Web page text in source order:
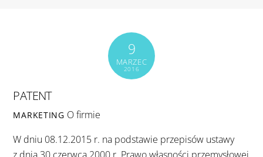
9
MARZEC
2016
PATENT
MARKETING O firmie
W dniu 08.12.2015 r. na podstawie przepisów ustawy